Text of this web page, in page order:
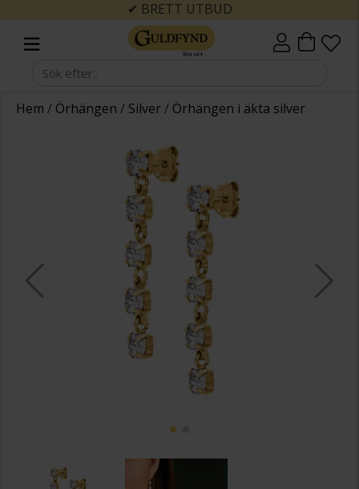
✔ BRETT UTBUD
Hem / Örhängen / Silver/ Örhängen i äkta silver